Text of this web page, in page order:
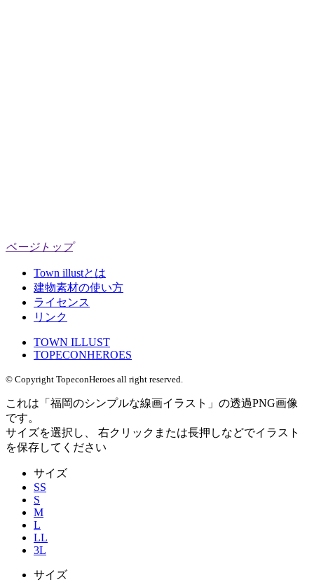
ページトップ
Town illustとは
建物素材の使い方
ライセンス
リンク
TOWN ILLUST
TOPECONHEROES
© Copyright TopeconHeroes all right reserved.
これは「 福岡のシンプルな線画イラスト 」の透過PNG画像
です。
サイズを選択し、 右クリックまたは長押しなどでイラスト
を保存してください
サイズ
SS
S
M
L
LL
3L
サイズ